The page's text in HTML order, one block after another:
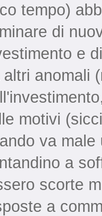
tempo)
di
e
altri anomali
motivi
va
a
scorte
a